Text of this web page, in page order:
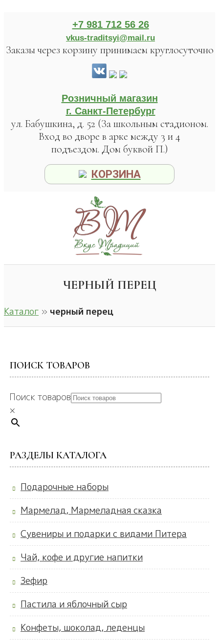
+7 981 712 56 26
vkus-traditsyi@mail.ru
Заказы через корзину принимаем круглосуточно
Розничный магазин
г. Санкт-Петербург
ул. Бабушкина, д. 52 (За школьным стадионом.
Вход во дворе в арке между 3 и 4
подъездом. Дом буквой П.)
КОРЗИНА
ЧЕРНЫЙ ПЕРЕЦ
Каталог » черный перец
ПОИСК ТОВАРОВ
Поиск товаров
×
РАЗДЕЛЫ КАТАЛОГА
Подарочные наборы
Мармелад, Мармеладная сказка
Сувениры и подарки с видами Питера
Чай, кофе и другие напитки
Зефир
Пастила и яблочный сыр
Конфеты, шоколад, леденцы